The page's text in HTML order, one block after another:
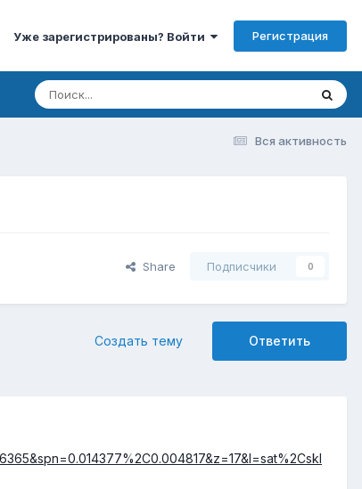
Уже зарегистрированы? Войти Регистрация
Вся активность
Share Подписчики 0
Ответить
Создать тему